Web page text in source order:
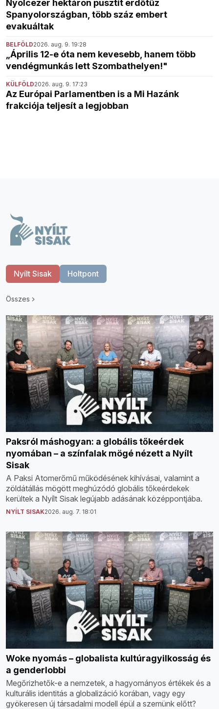
Nyolcezer hektáron pusztít erdőtűz
Spanyolországban, több száz embert
evakuáltak
BELFÖLD2026. aug. 9. 19:28
„Április 12-e óta nem kevesebb, hanem több
vendégmunkás lett Szombathelyen!"
KÜLFÖLD2026. aug. 9. 17:23
Az Európai Parlamentben is a Mi Hazánk
frakciója teljesít a legjobban
Nyílt Sisak Holtpont
Összes
Paksról máshogyan: a globális tőkeérdek
nyomában – a színfalak mögé nézett a Nyílt
Sisak
A Paksi Atomerőmű működésének kihívásai, valamint a
zöldátállás mögött meghúzódó globális tőkeérdekek
kerültek a Nyílt Sisak legújabb adásának középpontjába.
NYÍLT SISAK2026. aug. 7. 18:01
Woke nyomás – globalista kultúragyilkosság és
a genderlobbi
Megőrizhetők-e a nemzetek, a hagyományos értékek és a
kulturális identitás a globalizáció korában, vagy egy
gyökeresen új társadalmi modell épül a szemünk előtt?